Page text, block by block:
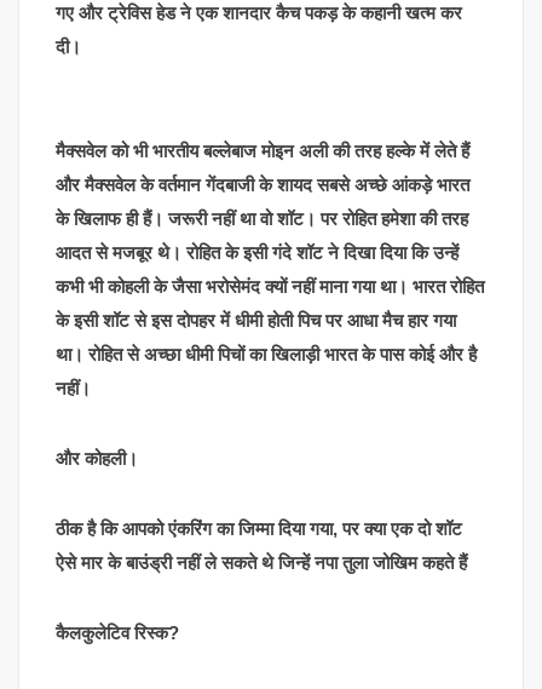
गए और ट्रेविस हेड ने एक शानदार कैच पकड़ के कहानी खत्म कर
दी।
मैक्सवेल को भी भारतीय बल्लेबाज मोइन अली की तरह हल्के में लेते हैं
और मैक्सवेल के वर्तमान गेंदबाजी के शायद सबसे अच्छे आंकड़े भारत
के खिलाफ ही हैं। जरूरी नहीं था वो शॉट। पर रोहित हमेशा की तरह
आदत से मजबूर थे। रोहित के इसी गंदे शॉट ने दिखा दिया कि उन्हें
कभी भी कोहली के जैसा भरोसेमंद क्यों नहीं माना गया था। भारत रोहित
के इसी शॉट से इस दोपहर में धीमी होती पिच पर आधा मैच हार गया
था। रोहित से अच्छा धीमी पिचों का खिलाड़ी भारत के पास कोई और है
नहीं।
और कोहली।
ठीक है कि आपको एंकरिंग का जिम्मा दिया गया, पर क्या एक दो शॉट
ऐसे मार के बाउंड्री नहीं ले सकते थे जिन्हें नपा तुला जोखिम कहते हैं
कैलकुलेटिव रिस्क?